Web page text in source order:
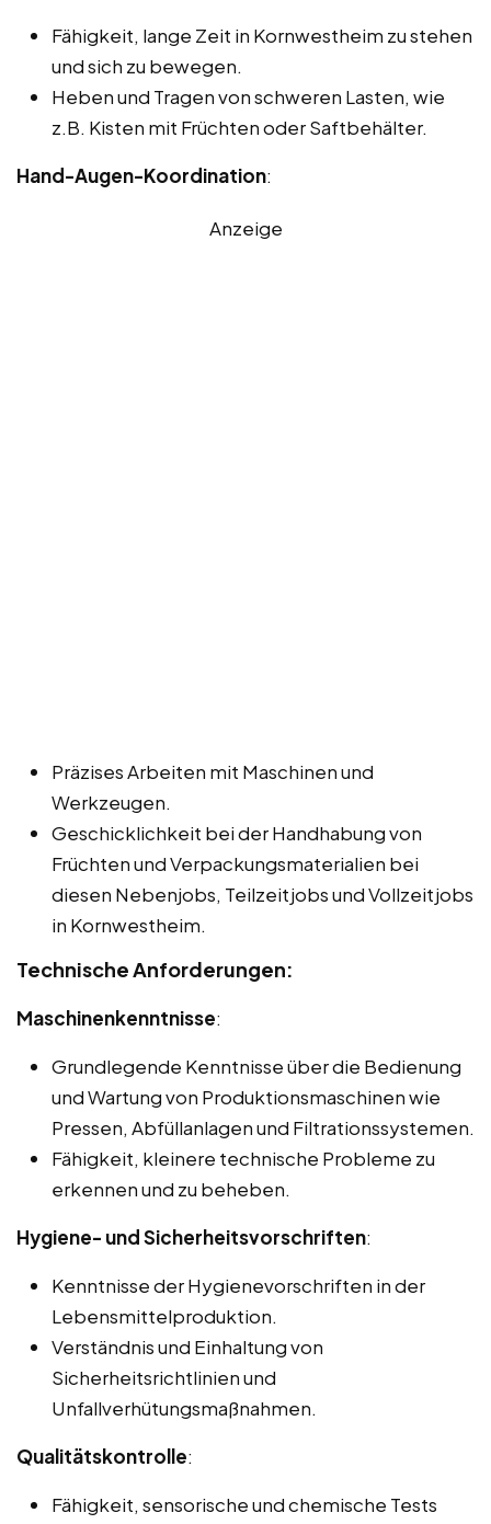
Fähigkeit, lange Zeit in Kornwestheim zu stehen
und sich zu bewegen.
Heben und Tragen von schweren Lasten, wie
z.B. Kisten mit Früchten oder Saftbehälter.
Hand-Augen-Koordination:
Anzeige
Präzises Arbeiten mit Maschinen und
Werkzeugen.
Geschicklichkeit bei der Handhabung von
Früchten und Verpackungsmaterialien bei
diesen Nebenjobs, Teilzeitjobs und Vollzeitjobs
in Kornwestheim.
Technische Anforderungen:
Maschinenkenntnisse:
Grundlegende Kenntnisse über die Bedienung
und Wartung von Produktionsmaschinen wie
Pressen, Abfüllanlagen und Filtrationssystemen.
Fähigkeit, kleinere technische Probleme zu
erkennen und zu beheben.
Hygiene- und Sicherheitsvorschriften:
Kenntnisse der Hygienevorschriften in der
Lebensmittelproduktion.
Verständnis und Einhaltung von
Sicherheitsrichtlinien und
Unfallverhütungsmaßnahmen.
Qualitätskontrolle:
Fähigkeit, sensorische und chemische Tests